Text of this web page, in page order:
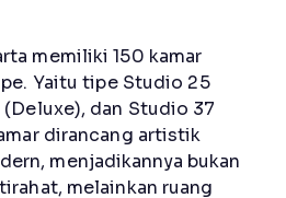
memiliki 150 kamar
Yaitu tipe Studio 25
dan Studio 37
dirancang artistik
menjadikannya bukan
melainkan ruang